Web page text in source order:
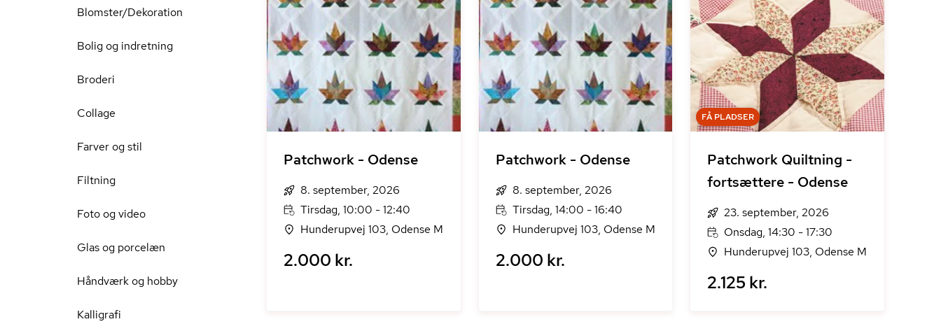
Blomster/Dekoration
Bolig og indretning
Broderi
Collage
Farver og stil
Filtning
Foto og video
Glas og porcelæn
Håndværk og hobby
Kalligrafi
Patchwork - Odense
8. september, 2026
Tirsdag, 10:00 - 12:40
Hunderupvej 103, Odense M
2.000 kr.
Patchwork - Odense
8. september, 2026
Tirsdag, 14:00 - 16:40
Hunderupvej 103, Odense M
2.000 kr.
FÅ PLADSER
Patchwork Quiltning -
fortsættere - Odense
23. september, 2026
Onsdag, 14:30 - 17:30
Hunderupvej 103, Odense M
2.125 kr.